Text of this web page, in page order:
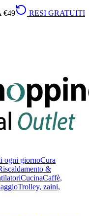
€49
RESI GRATUITI
ogni giornoCura
&
CucinaCaffè,
Trolley, zaini,